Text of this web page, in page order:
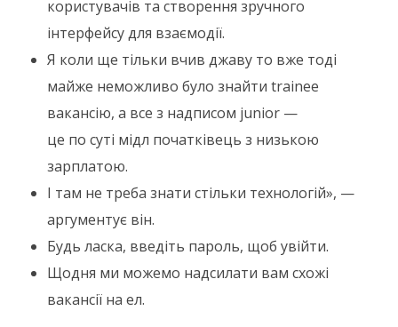
користувачів та створення зручного
інтерфейсу для взаємодії.
Я коли ще тільки вчив джаву то вже тоді
майже неможливо було знайти trainee
вакансію, а все з надписом junior —
це по суті мідл початківець з низькою
зарплатою.
І там не треба знати стільки технологій», —
аргументує він.
Будь ласка, введіть пароль, щоб увійти.
Щодня ми можемо надсилати вам схожі
вакансії на ел.